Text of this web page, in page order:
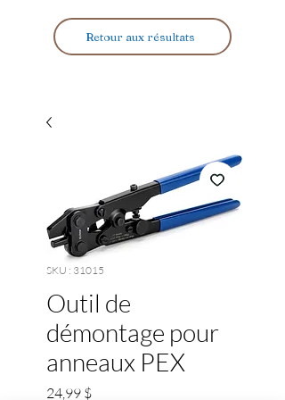
Retour aux résultats
SKU : 31015
Outil de
démontage pour
anneaux PEX
24,99 $Prix